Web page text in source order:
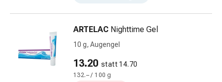
Blutgefässe
Herztherapie
Kompressionsstrümpfe
Kreislauf
Raucherentwöhnung
Venen
ARTELAC Nighttime Gel
10 g, Augengel
13.20 statt 14.70
132.– / 100 g